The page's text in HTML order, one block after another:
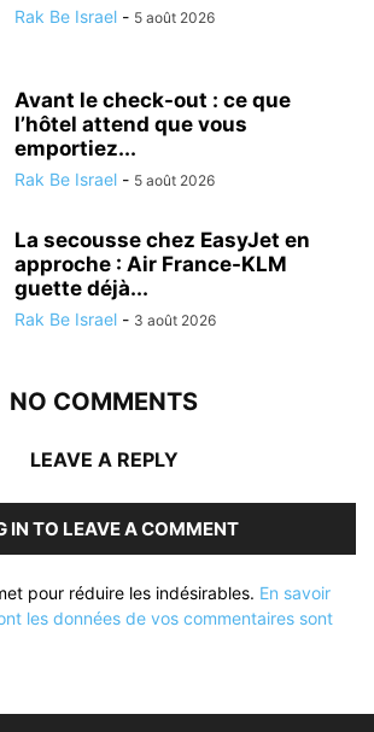
Rak Be Israel - 5 août 2026
Avant le check-out : ce que
l’hôtel attend que vous
emportiez...
Rak Be Israel - 5 août 2026
La secousse chez EasyJet en
approche : Air France-KLM
guette déjà...
Rak Be Israel - 3 août 2026
NO COMMENTS
LEAVE A REPLY
IN TO LEAVE A COMMENT
pour réduire les indésirables. En savoir
les données de vos commentaires sont